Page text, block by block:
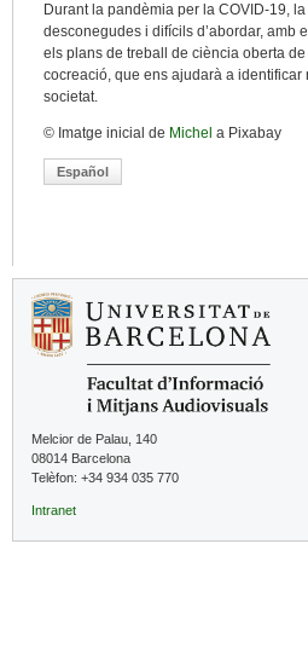
Durant la pandèmia per la COVID-19,
desconegudes i difícils d’abordar, amb
els plans de treball de ciència oberta
cocreació, que ens ajudarà a
societat.
© Imatge inicial de Michel a Pixabay
Español
Melcior de Palau, 140
08014 Barcelona
Telèfon: +34 934 035 770
Intranet